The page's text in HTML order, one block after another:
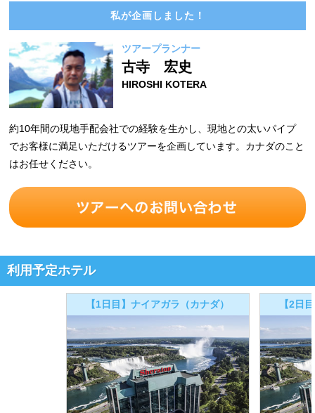
私が企画しました！
ツアープランナー
古寺 宏史
HIROSHI KOTERA
約10年間の現地手配会社での経験を生かし、現地との太いパイプ
でお客様に満足いただけるツアーを企画しています。カナダのこと
はお任せください。
利用予定ホテル
【1日目】ナイアガラ（カナダ） 【2日